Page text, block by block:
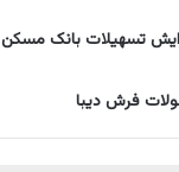
تسهیلات بانک مسکن
فرش دیبا